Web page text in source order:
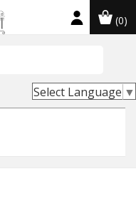
(0)
Select Language ▼